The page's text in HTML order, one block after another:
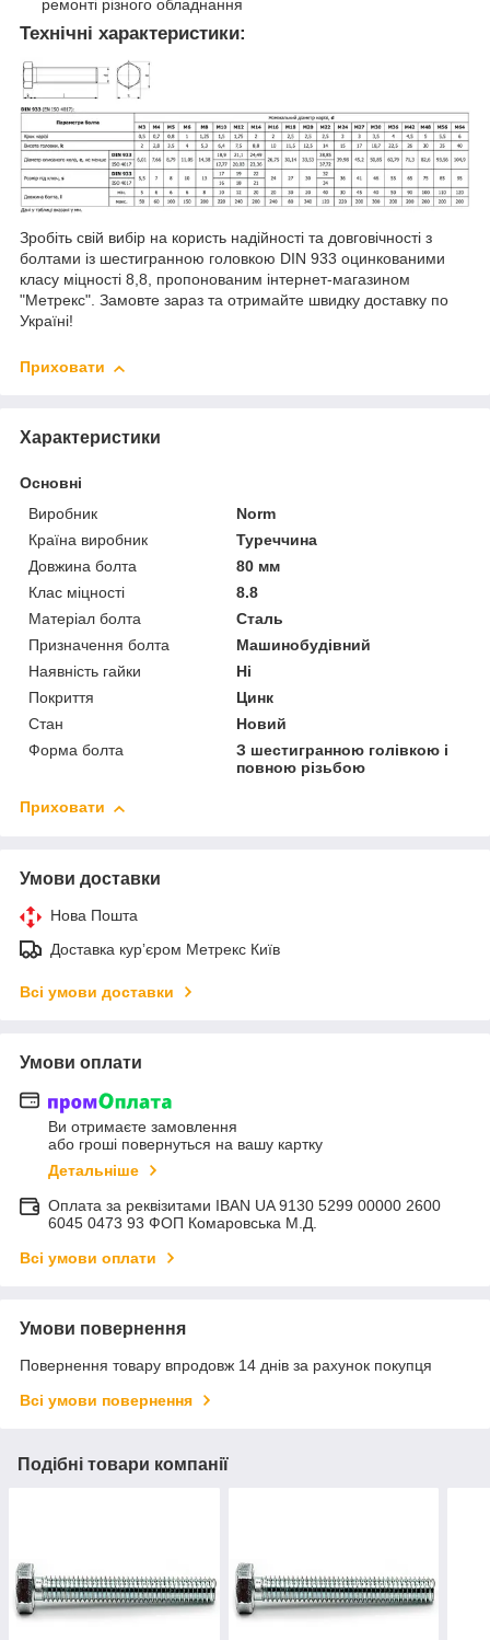
ремонті різного обладнання
Технічні характеристики:
Зробіть свій вибір на користь надійності та довговічності з
болтами із шестигранною головкою DIN 933 оцинкованими
класу міцності 8,8, пропонованим інтернет-магазином
"Метрекс". Замовте зараз та отримайте швидку доставку по
Україні!
Приховати
Характеристики
Основні
Виробник
Norm
Країна виробник
Туреччина
Довжина болта
80 мм
Клас міцності
8.8
Матеріал болта
Сталь
Призначення болта
Машинобудівний
Наявність гайки
Ні
Покриття
Цинк
Стан
Новий
Форма болта
З шестигранною голівкою і
повною різьбою
Приховати
Умови доставки
Нова Пошта
Доставка курʼєром Метрекс Київ
Всі умови доставки
Умови оплати
Ви отримаєте замовлення
або гроші повернуться на вашу картку
Детальніше
Оплата за реквізитами IBAN UA 9130 5299 00000 2600
6045 0473 93 ФОП Комаровська М.Д.
Всі умови оплати
Умови повернення
Повернення товару впродовж 14 днів за рахунок покупця
Всі умови повернення
Подібні товари компанії